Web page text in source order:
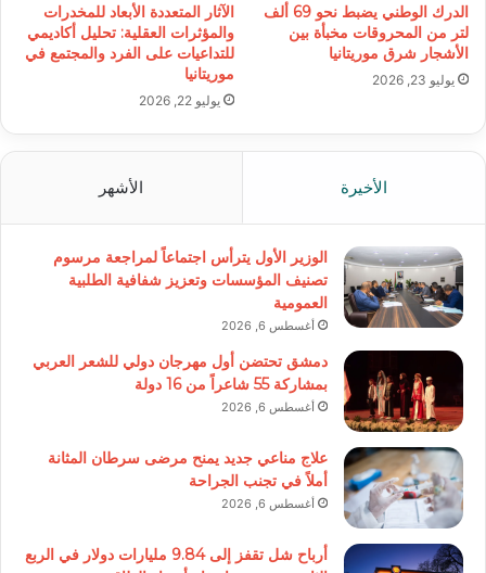
الدرك الوطني يضبط نحو 69 ألف
لتر من المحروقات مخبأة بين
الأشجار شرق موريتانيا
يوليو 23, 2026
الآثار المتعددة الأبعاد للمخدرات
والمؤثرات العقلية: تحليل أكاديمي
للتداعيات على الفرد والمجتمع في
موريتانيا
يوليو 22, 2026
الأخيرة الأشهر
الوزير الأول يترأس اجتماعاً لمراجعة مرسوم
تصنيف المؤسسات وتعزيز شفافية الطلبية
العمومية
أغسطس 6, 2026
دمشق تحتضن أول مهرجان دولي للشعر العربي
بمشاركة 55 شاعراً من 16 دولة
أغسطس 6, 2026
علاج مناعي جديد يمنح مرضى سرطان المثانة
أملاً في تجنب الجراحة
أغسطس 6, 2026
أرباح شل تقفز إلى 9.84 مليارات دولار في الربع